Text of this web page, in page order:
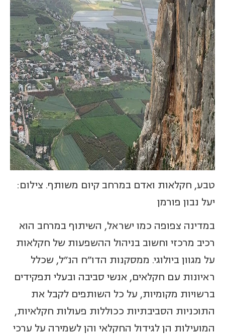
טבע, חקלאות ואדם במרחב קיום משותף. צילום:
יעל נבון פורמן
במדינה צפופה כמו ישראל, השיתוף במרחב הוא
רכיב מרכזי וחשוב בניהול ההשפעות של חקלאות
על מגוון ביולוגי. ממסקנות הדו"ח הנ"ל, שכלל
ראיונות עם חקלאים, אנשי סביבה ובעלי תפקידים
ברשויות מקומיות, על כל השותפים לקבל את
התוכניות הסביבתיות ככוללות פעולות חקלאיות,
המועילות הן לגידול החקלאי והן לשמירה על ערכי